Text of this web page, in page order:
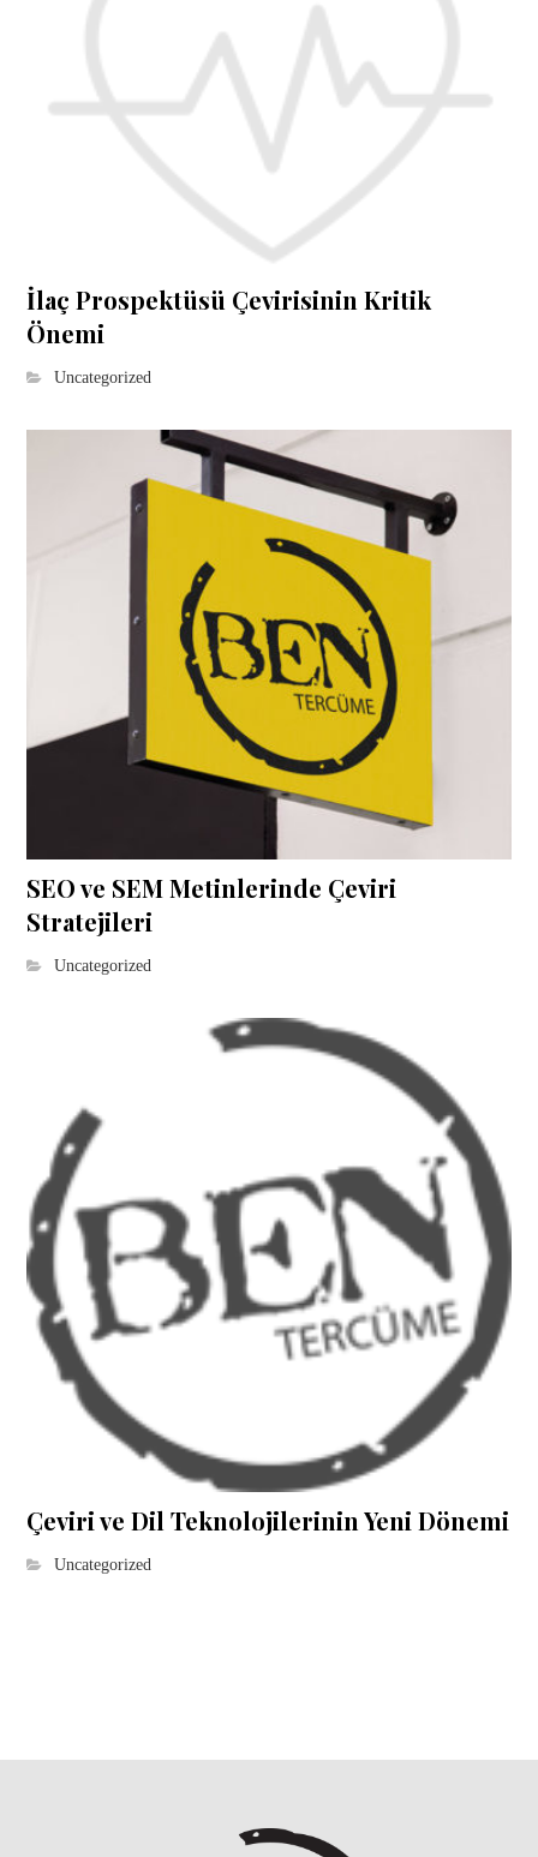
İlaç Prospektüsü Çevirisinin Kritik
Önemi
Uncategorized
SEO ve SEM Metinlerinde Çeviri
Stratejileri
Uncategorized
Çeviri ve Dil Teknolojilerinin Yeni Dönemi
Uncategorized